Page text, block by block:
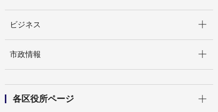
ビジネス
市政情報
各区役所ページ